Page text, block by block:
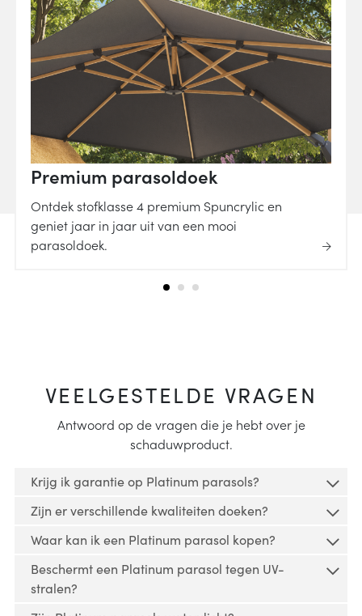
Premium parasoldoek
Ontdek stofklasse 4 premium Spuncrylic en
geniet jaar in jaar uit van een mooi
parasoldoek.
VEELGESTELDE VRAGEN
Antwoord op de vragen die je hebt over je
schaduwproduct.
Krijg ik garantie op Platinum parasols?
Op al onze parasols is garantie van toepassing.
jaar.
Zaken die onder de garantie vallen zijn:
Zijn er verschillende kwaliteiten doeken?
Platinum producten zijn verkrijgbaar in
verschillende kleuren en hebben diverse typen
doeken met ieder specifieke kenmerken. Neem de
tijd om verschillende opties te overwegen.
Waar kan ik een Platinum parasol kopen?
Platinum parasols worden verkocht via dealers.
Platinum verkoopt niet rechtstreeks aan
Beschermt een Platinum parasol tegen UV-
stralen?